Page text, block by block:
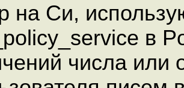
на Си,
в
числа